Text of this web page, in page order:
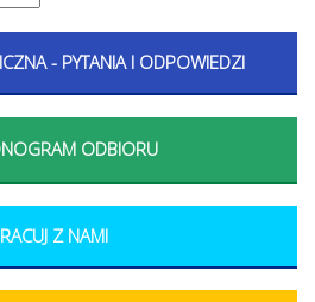
- PYTANIA I ODPOWIEDZI
ODBIORU
Z NAMI